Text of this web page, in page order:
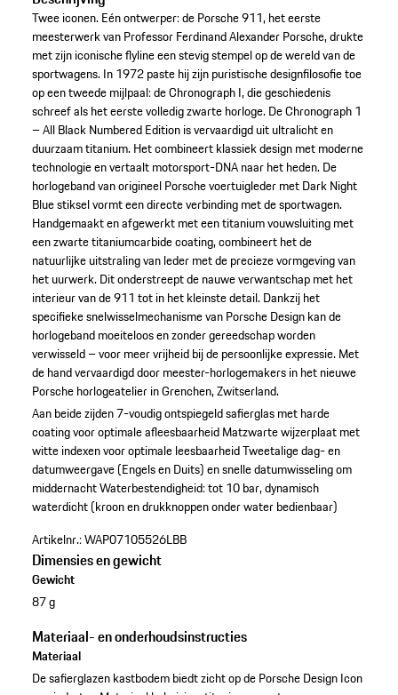
Twee iconen. Eén ontwerper: de Porsche 911, het eerste
meesterwerk van Professor Ferdinand Alexander Porsche, drukte
met zijn iconische flyline een stevig stempel op de wereld van de
sportwagens. In 1972 paste hij zijn puristische designfilosofie toe
op een tweede mijlpaal: de Chronograph I, die geschiedenis
schreef als het eerste volledig zwarte horloge. De Chronograph 1
– All Black Numbered Edition is vervaardigd uit ultralicht en
duurzaam titanium. Het combineert klassiek design met moderne
technologie en vertaalt motorsport-DNA naar het heden. De
horlogeband van origineel Porsche voertuigleder met Dark Night
Blue stiksel vormt een directe verbinding met de sportwagen.
Handgemaakt en afgewerkt met een titanium vouwsluiting met
een zwarte titaniumcarbide coating, combineert het de
natuurlijke uitstraling van leder met de precieze vormgeving van
het uurwerk. Dit onderstreept de nauwe verwantschap met het
interieur van de 911 tot in het kleinste detail. Dankzij het
specifieke snelwisselmechanisme van Porsche Design kan de
horlogeband moeiteloos en zonder gereedschap worden
verwisseld – voor meer vrijheid bij de persoonlijke expressie. Met
de hand vervaardigd door meester-horlogemakers in het nieuwe
Porsche horlogeatelier in Grenchen, Zwitserland.
Aan beide zijden 7-voudig ontspiegeld safierglas met harde
coating voor optimale afleesbaarheid Matzwarte wijzerplaat met
witte indexen voor optimale leesbaarheidTweetalige dag- en
datumweergave (Engels en Duits) en snelle datumwisseling om
middernachtWaterbestendigheid: tot 10 bar, dynamisch
waterdicht (kroon en drukknoppen onder water bedienbaar)
Artikelnr.:WAP07105526LBB
Dimensies en gewicht
Gewicht
87 g
Materiaal- en onderhoudsinstructies
Materiaal
De safierglazen kastbodem biedt zicht op de Porsche Design Icon